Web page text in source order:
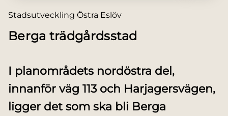
Du är här:
Stadsutveckling Östra Eslöv
Berga trädgårdsstad
I planområdets nordöstra del,
innanför väg 113 och Harjagersvägen,
ligger det som ska bli Berga